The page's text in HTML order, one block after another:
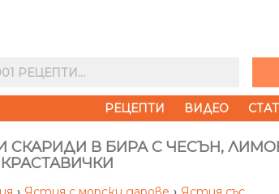
РЕЦЕПТИ ВИДЕО
СКАРИДИ В БИРА С ЧЕСЪН,